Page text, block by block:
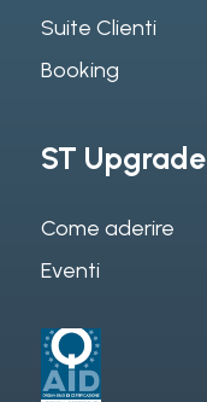
Suite Clienti
Booking
ST Upgrade
Come aderire
Eventi